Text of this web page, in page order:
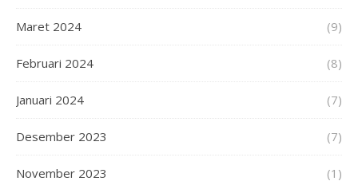
Maret 2024 (9)
Februari 2024 (8)
Januari 2024 (7)
Desember 2023 (7)
November 2023 (1)